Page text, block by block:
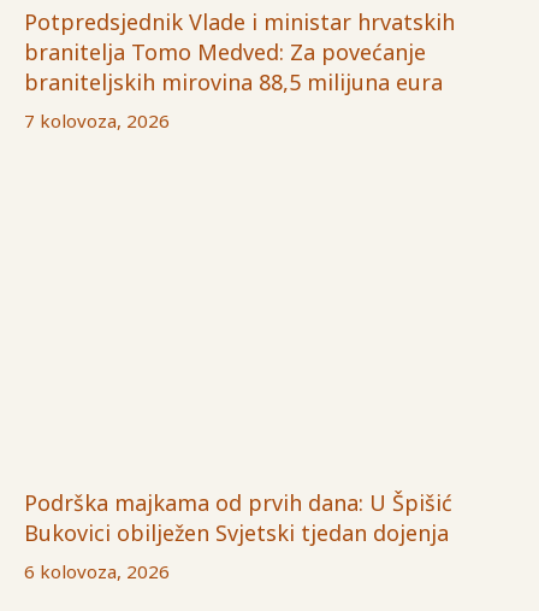
Potpredsjednik Vlade i ministar hrvatskih
branitelja Tomo Medved: Za povećanje
braniteljskih mirovina 88,5 milijuna eura
7 kolovoza, 2026
Podrška majkama od prvih dana: U Špišić
Bukovici obilježen Svjetski tjedan dojenja
6 kolovoza, 2026